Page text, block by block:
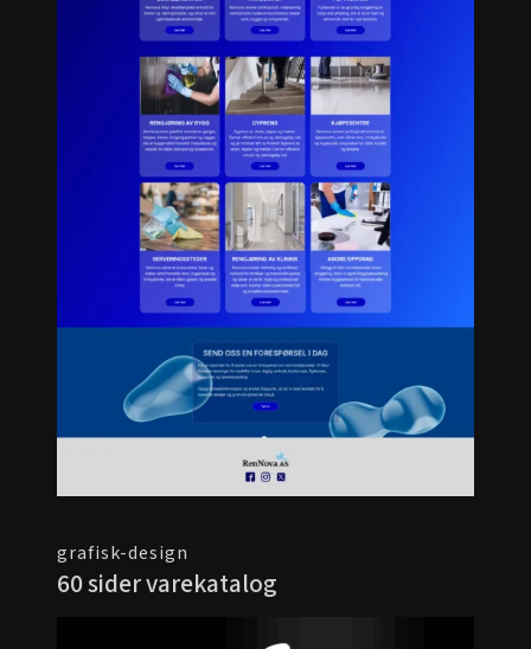
grafisk-design
60 sider varekatalog